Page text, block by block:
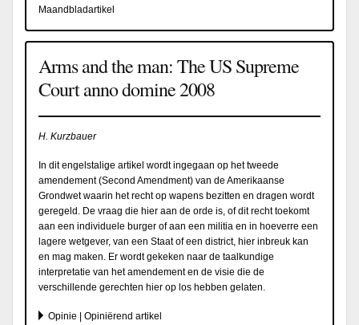
Maandbladartikel
Arms and the man: The US Supreme
Court anno domine 2008
H. Kurzbauer
In dit engelstalige artikel wordt ingegaan op het tweede
amendement (Second Amendment) van de Amerikaanse
Grondwet waarin het recht op wapens bezitten en dragen wordt
geregeld. De vraag die hier aan de orde is, of dit recht toekomt
aan een individuele burger of aan een militia en in hoeverre een
lagere wetgever, van een Staat of een district, hier inbreuk kan
en mag maken. Er wordt gekeken naar de taalkundige
interpretatie van het amendement en de visie die de
verschillende gerechten hier op los hebben gelaten.
Opinie | Opiniërend artikel